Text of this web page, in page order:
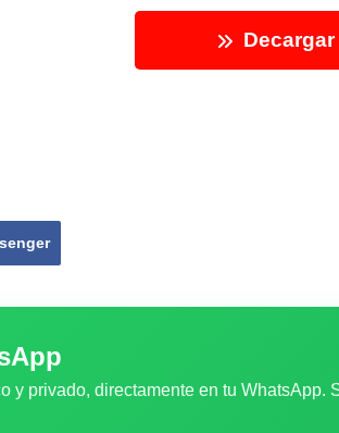
y privado, directamente en tu WhatsApp.